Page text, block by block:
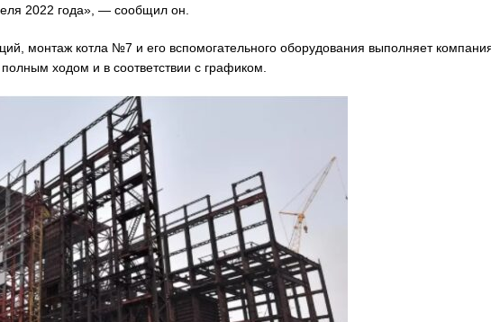
2022 года», — сообщил он.
монтаж котла №7 и его вспомогательного оборудования выполняет
ходом и в соответствии с графиком.